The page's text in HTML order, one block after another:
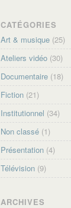
CATÉGORIES
Art & musique (25)
Ateliers vidéo (30)
Documentaire (18)
Fiction (21)
Institutionnel (34)
Non classé (1)
Présentation (4)
Télévision (9)
ARCHIVES